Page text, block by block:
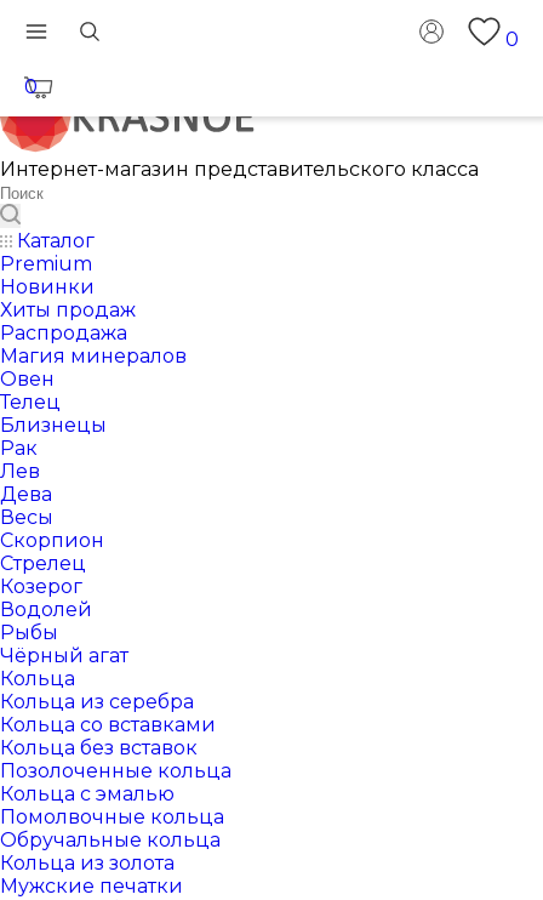
0
0
Интернет-магазин представительского класса
Каталог
Premium
Новинки
Хиты продаж
Распродажа
Магия минералов
Овен
Телец
Близнецы
Рак
Лев
Дева
Весы
Скорпион
Стрелец
Козерог
Водолей
Рыбы
Чёрный агат
Кольца
Кольца из серебра
Кольца со вставками
Кольца без вставок
Позолоченные кольца
Кольца с эмалью
Помолвочные кольца
Обручальные кольца
Кольца из золота
Мужские печатки